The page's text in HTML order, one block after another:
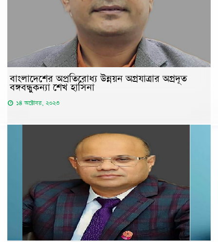
বাংলাদেশের অপ্রতিরোধ্য উন্নয়ন অগ্রযাত্রার অগ্রদূত
বঙ্গবন্ধুকন্যা শেখ হাসিনা
১৪ অক্টোবর, ২০২৩